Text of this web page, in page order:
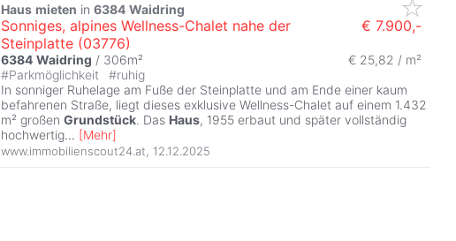
Haus mieten in 6384 Waidring
Sonniges, alpines Wellness-Chalet nahe der
Steinplatte (03776)
€ 7.900,-
6384 Waidring / 306m²
€ 25,82 / m²
#Parkmöglichkeit #ruhig
In sonniger Ruhelage am Fuße der Steinplatte und am Ende einer kaum
befahrenen Straße, liegt dieses exklusive Wellness-Chalet auf einem 1.432
m² großen Grundstück. Das Haus, 1955 erbaut und später vollständig
hochwertig... [Mehr]
www.immobilienscout24.at, 12.12.2025